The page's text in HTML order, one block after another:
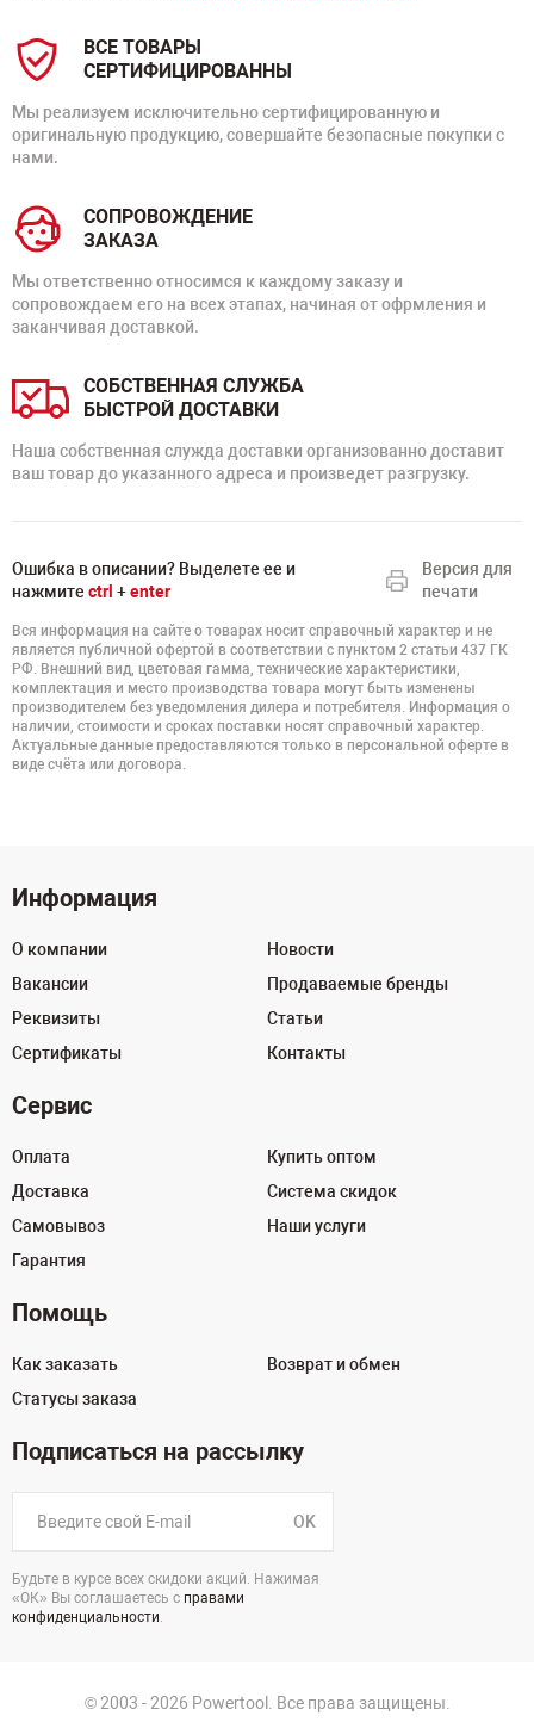
ВСЕ ТОВАРЫ
СЕРТИФИЦИРОВАННЫ
Мы реализуем исключительно сертифицированную и
оригинальную продукцию, совершайте безопасные покупки с
нами.
СОПРОВОЖДЕНИЕ
ЗАКАЗА
Мы ответственно относимся к каждому заказу и
сопровождаем его на всех этапах, начиная от офрмления и
заканчивая доставкой.
СОБСТВЕННАЯ СЛУЖБА
БЫСТРОЙ ДОСТАВКИ
Наша собственная служда доставки организованно доставит
ваш товар до указанного адреса и произведет разгрузку.
Ошибка в описании? Выделете ее и
нажмите ctrl +enter
Версия для
печати
Вся информация на сайте о товарах носит справочный характер и не
является публичной офертой в соответствии с пунктом 2 статьи 437 ГК
РФ. Внешний вид, цветовая гамма, технические характеристики,
комплектация и место производства товара могут быть изменены
производителем без уведомления дилера и потребителя. Информация о
наличии, стоимости и сроках поставки носят справочный характер.
Актуальные данные предоставляются только в персональной оферте в
виде счёта или договора.
Информация
О компании
Вакансии
Реквизиты
Сертификаты
Новости
Продаваемые бренды
Статьи
Контакты
Сервис
Оплата
Доставка
Самовывоз
Гарантия
Купить оптом
Система скидок
Наши услуги
Помощь
Как заказать
Статусы заказа
Возврат и обмен
Подписаться на рассылку
OK
Будьте в курсе всех скидоки акций. Нажимая
«ОК» Вы соглашаетесь с правами
конфиденциальности.
© 2003 - 2026 Powertool. Все права защищены.